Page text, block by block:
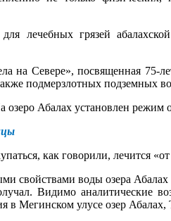
лечебных грязей
на Севере», посвященная 75-
подмерзлотных подземных
Абалах установлен режим
как говорили, лечится
свойствами воды озера
Видимо аналитические
в Мегинском улусе озер